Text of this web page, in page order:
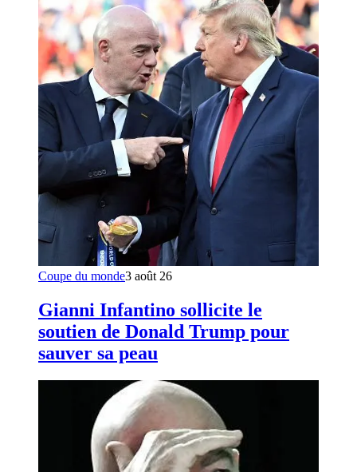
Coupe du monde3 août 26
Gianni Infantino sollicite le
soutien de Donald Trump pour
sauver sa peau